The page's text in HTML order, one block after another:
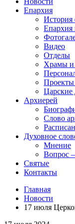
Епархия
История
Епархия
Видео
Отделы
Храмы и
Проекты
Царские
Архиерей
Слово
Духовное
Мнение
Вопрос
Святые
Контакты
Главная
Новости
17 июля